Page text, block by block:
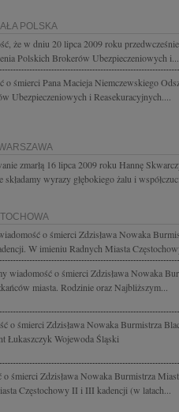
POLSKA
że w dniu 20 lipca 2009 roku
Polskich Brokerów Ubezpieczeniowych i...
śmierci Pana Macieja Niemczewskiego
Ubezpieczeniowych i Reasekuracyjnych....
zmarłą 16 lipca 2009 roku Hannę
wyrazy głębokiego żalu i
o śmierci Zdzisława Nowaka
W imieniu Radnych Miasta
wiadomość o śmierci Zdzisława Nowaka
miasta. Rodzinie oraz Najbliższym...
o śmierci Zdzisława Nowaka Burmistrza
Łukaszczyk Wojewoda Śląski
o śmierci Zdzisława Nowaka Burmistrza
Częstochowy II i III kadencji (w latach...